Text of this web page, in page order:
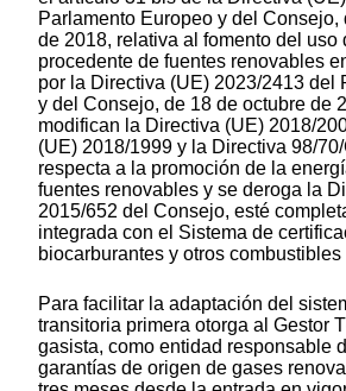
Parlamento Europeo y del Consejo,
de 2018, relativa al fomento del uso
procedente de fuentes renovables
por la Directiva (UE) 2023/2413 del
y del Consejo, de 18 de octubre de
modifican la Directiva (UE) 2018/
(UE) 2018/1999 y la Directiva 98/
respecta a la promoción de la
fuentes renovables y se deroga la
2015/652 del Consejo, esté
integrada con el Sistema de
biocarburantes y otros
Para facilitar la adaptación del
transitoria primera otorga al Gestor
gasista, como entidad responsable
garantías de origen de gases